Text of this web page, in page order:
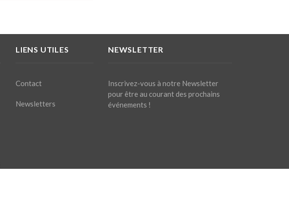
LIENS UTILES
Contact
Newsletters
NEWSLETTER
Inscrivez-vous à notre Newsletter
pour être au courant des prochains
événements !